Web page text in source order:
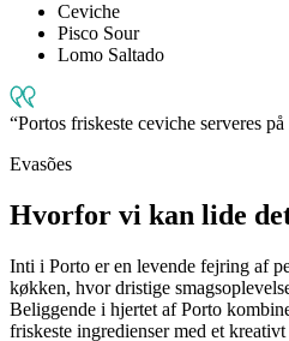
Ceviche
Pisco Sour
Lomo Saltado
Portos friskeste ceviche serveres
Evasões
Hvorfor vi kan lide
Inti i Porto er en levende fejring af
køkken, hvor dristige
Beliggende i hjertet af Porto
friskeste ingredienser med et